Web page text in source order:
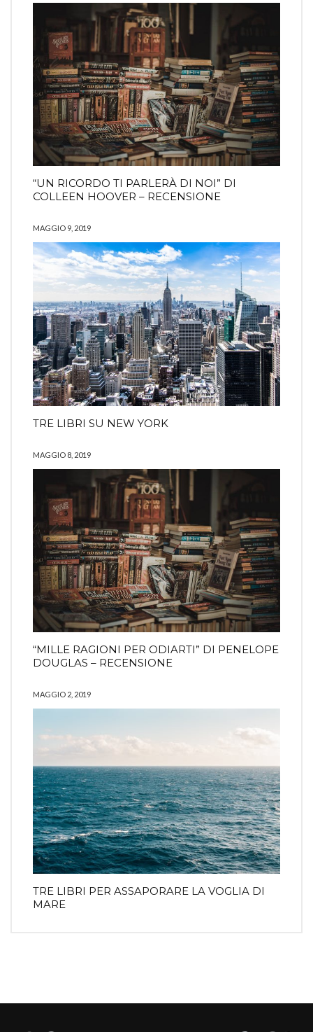
“UN RICORDO TI PARLERÀ DI NOI” DI
COLLEEN HOOVER – RECENSIONE
MAGGIO 9, 2019
TRE LIBRI SU NEW YORK
MAGGIO 8, 2019
“MILLE RAGIONI PER ODIARTI” DI PENELOPE
DOUGLAS – RECENSIONE
MAGGIO 2, 2019
TRE LIBRI PER ASSAPORARE LA VOGLIA DI
MARE